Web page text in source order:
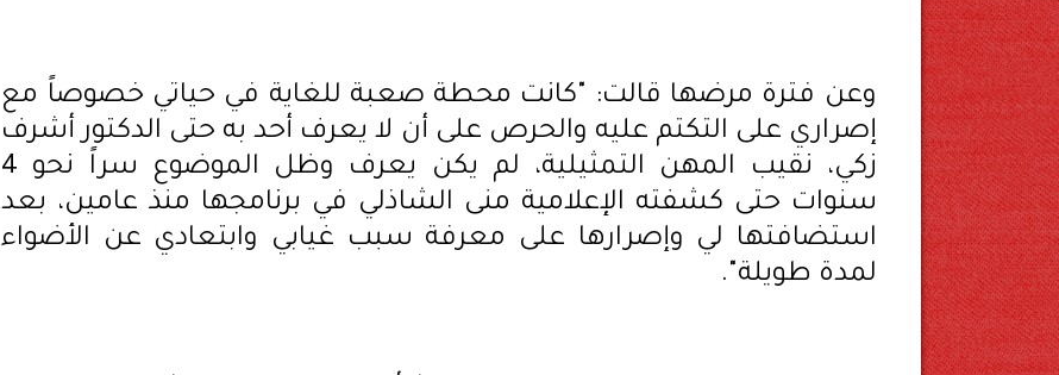
وعن فترة مرضها قالت: "كانت محطة صعبة للغاية في حياتي خصوصاً مع
إصراري على التكتم عليه والحرص على أن لا يعرف أحد به حتى الدكتور أشرف
زكي، نقيب المهن التمثيلية، لم يكن يعرف وظل الموضوع سراً نحو 4
سنوات حتى كشفته الإعلامية منى الشاذلي في برنامجها منذ عامين، بعد
استضافتها لي وإصرارها على معرفة سبب غيابي وابتعادي عن الأضواء
لمدة طويلة".